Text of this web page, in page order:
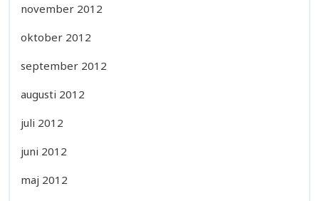
november 2012
oktober 2012
september 2012
augusti 2012
juli 2012
juni 2012
maj 2012